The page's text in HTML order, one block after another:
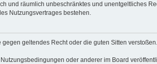
und räumlich unbeschränktes und unentgeltliches
Nutzungsvertrages bestehen.
geltendes Recht oder die guten Sitten
oder anderer im Board